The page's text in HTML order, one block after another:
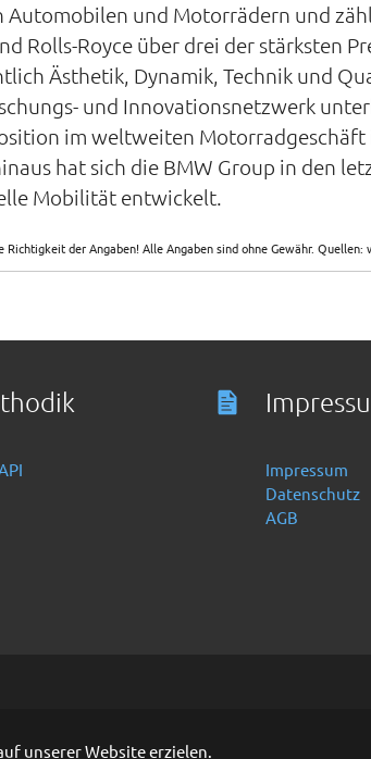
unserer Website erzielen.
und Motorrädern und
Rolls-Royce über drei der stärksten
Ästhetik, Dynamik, Technik und
und Innovationsnetzwerk
im weltweiten Motorradgeschäft
hat sich die BMW Group in den
Mobilität entwickelt.
der Angaben! Alle Angaben sind ohne Gewähr. Quellen:
Impressum
Datenschutz
AGB